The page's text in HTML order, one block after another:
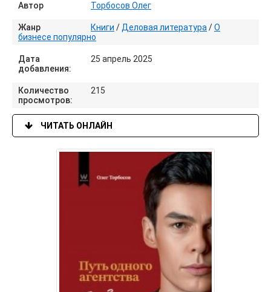
Автор Торбосов Олег
Жанр Книги / Деловая литература /О
бизнесе популярно
Дата
добавления:
25 апрель 2025
Количество
просмотров:
215
ЧИТАТЬ ОНЛАЙН